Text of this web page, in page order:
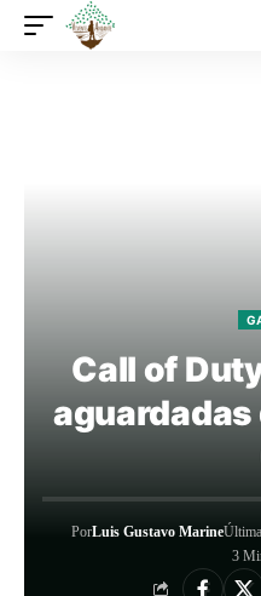
Call of
aguardadas
PorLuis Gustavo Marine
3